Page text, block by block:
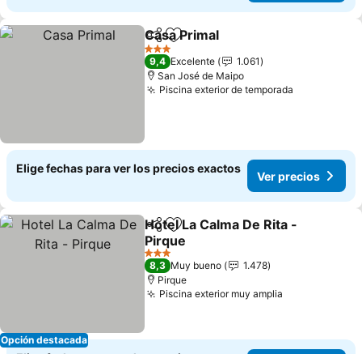
CompartirAgregar a favoritos
Casa Primal
3 Estrellas
9,4 Excelente
1.061
San José de Maipo
Piscina exterior de temporada
Elige fechas para ver los precios exactos
Ver precios
Opción destacada
CompartirAgregar a favoritos
Hotel La Calma De Rita -
Pirque
Ver precios
3 Estrellas
8,3 Muy bueno
1.478
Pirque
Piscina exterior muy amplia